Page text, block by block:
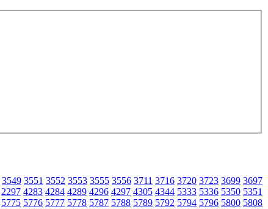
3549 3551 3552 3553 3555 3556 3711 3716 3720 3723 3699 3697
2297 4283 4284 4289 4296 4297 4305 4344 5333 5336 5350 5351
5775 5776 5777 5778 5787 5788 5789 5792 5794 5796 5800 5808